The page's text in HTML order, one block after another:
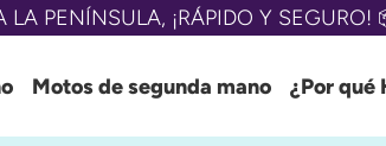
PENÍNSULA, ¡RÁPIDO Y SEGURO!
Motos de segunda mano ¿Por qué